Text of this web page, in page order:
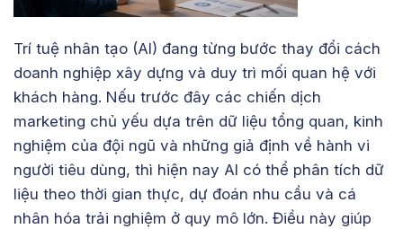
Trí tuệ nhân tạo (AI) đang từng bước thay đổi cách
doanh nghiệp xây dựng và duy trì mối quan hệ với
khách hàng. Nếu trước đây các chiến dịch
marketing chủ yếu dựa trên dữ liệu tổng quan, kinh
nghiệm của đội ngũ và những giả định về hành vi
người tiêu dùng, thì hiện nay AI có thể phân tích dữ
liệu theo thời gian thực, dự đoán nhu cầu và cá
nhân hóa trải nghiệm ở quy mô lớn. Điều này giúp